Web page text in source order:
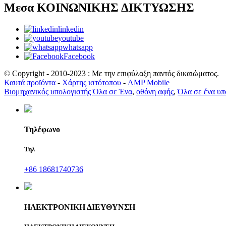
Μεσα ΚΟΙΝΩΝΙΚΗΣ ΔΙΚΤΥΩΣΗΣ
linkedin
youtube
whatsapp
Facebook
© Copyright - 2010-2023 : Με την επιφύλαξη παντός δικαιώματος.
Καυτά προϊόντα - Χάρτης ιστότοπου - AMP Mobile
Βιομηχανικός υπολογιστής Όλα σε Ένα, οθόνη αφής,Όλα σε ένα
Τηλέφωνο
Τηλ
+86 18681740736
ΗΛΕΚΤΡΟΝΙΚΗ ΔΙΕΥΘΥΝΣΗ